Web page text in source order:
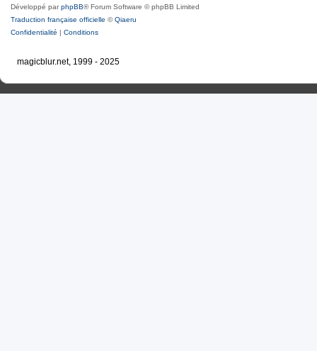
Développé parphpBB® Forum Software © phpBB Limited
Traduction française officielle ©Qiaeru
Confidentialité | Conditions
magicblur.net, 1999 - 2025